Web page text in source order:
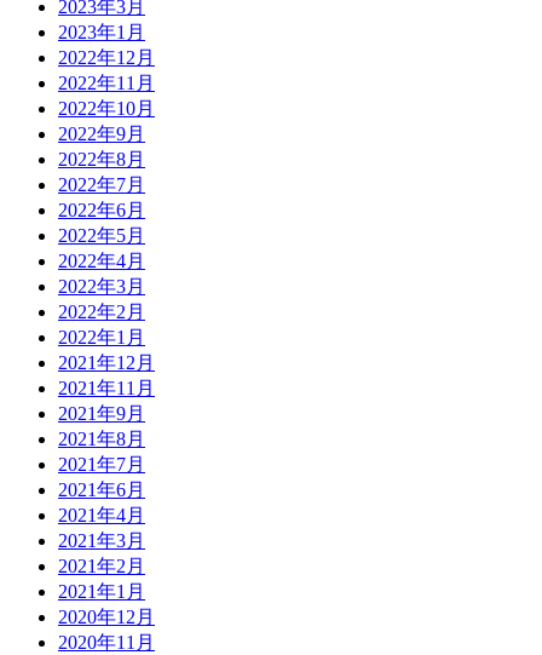
2023年3月
2023年1月
2022年12月
2022年11月
2022年10月
2022年9月
2022年8月
2022年7月
2022年6月
2022年5月
2022年4月
2022年3月
2022年2月
2022年1月
2021年12月
2021年11月
2021年9月
2021年8月
2021年7月
2021年6月
2021年4月
2021年3月
2021年2月
2021年1月
2020年12月
2020年11月